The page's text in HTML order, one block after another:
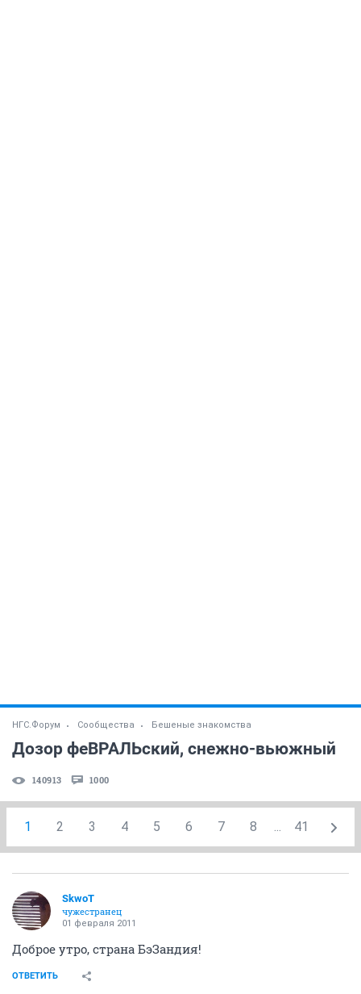
НГС.Форум Сообщества Бешеные знакомства
Дозор феВРАЛЬский, снежно-вьюжный
140913 1000
1 2 3 4 5 6 7 8 ... 41
SkwоT
чужестранец
01 февраля 2011
Доброе утро, страна БэЗандия!
ОТВЕТИТЬ